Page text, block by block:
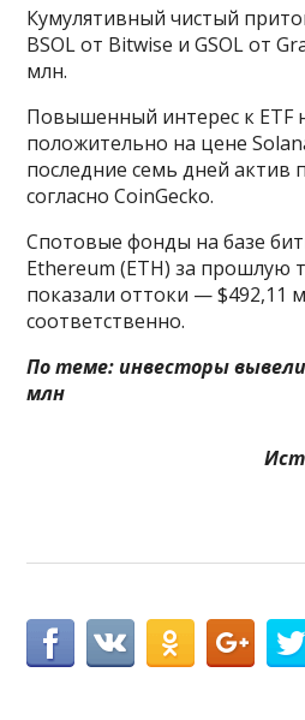
Кумулятивный чистый
BSOL от Bitwise и GSOL от
млн.
Повышенный интерес к ETF
положительно на цене
последние семь дней актив
согласно CoinGecko.
Спотовые фонды на базе
Ethereum (ETH) за прошлую
показали оттоки — $492,11
соответственно.
По теме: инвесторы
млн